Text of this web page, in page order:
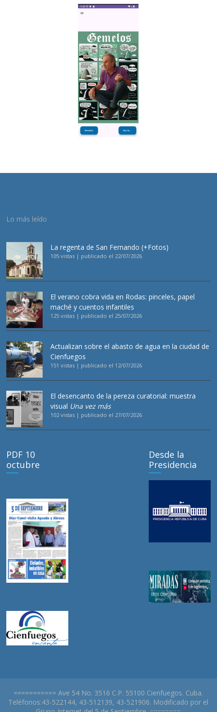
Lo más leído
La regenta de San Fernando (+Fotos)
105 vistas | publicado el 22/07/2026
El verano cobra vida en Rodas: pinceles, papel
maché y cuentos infantiles
125 vistas | publicado el 25/07/2026
Actualizan sobre el abasto de agua en la ciudad de
Cienfuegos
151 vistas | publicado el 12/07/2026
El desencanto de la pereza curatorial: muestra
visual Una vez más
102 vistas | publicado el 27/07/2026
PDF 10
octubre
Desde la
Presidencia
=========== Ave 54 No. 3516 C.P. 55100 Cienfuegos. Cuba.
Teléfonos:43-522144, 43-512139, 43-521906. Modificado por el